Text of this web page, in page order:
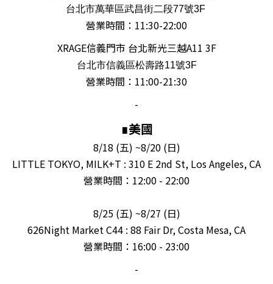
台北市萬華區武昌街二段77號3F
營業時間：11:30-22:00
XRAGE信義門市 台北新光三越A11 3F
台北市信義區松壽路11號3F
營業時間：11:00-21:30
-
∎美國
8/18 (五) ~8/20 (日)
LITTLE TOKYO, MILK+T : 310 E 2nd St, Los Angeles, CA
營業時間：12:00 - 22:00
8/25 (五) ~8/27 (日)
626Night Market C44 : 88 Fair Dr, Costa Mesa, CA
營業時間：16:00 - 23:00
-